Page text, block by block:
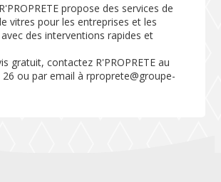
propose des services de
vitres pour les entreprises et les
des interventions rapides et
gratuit, contactez R'PROPRETE au
26 ou par email à rproprete@groupe-